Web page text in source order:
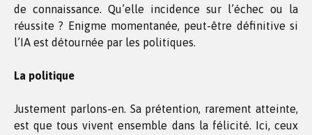
de connaissance. Qu’elle incidence sur l’échec ou la
réussite ? Enigme momentanée, peut-être définitive si
l’IA est détournée par les politiques.
La politique
Justement parlons-en. Sa prétention, rarement atteinte,
est que tous vivent ensemble dans la félicité. Ici, ceux